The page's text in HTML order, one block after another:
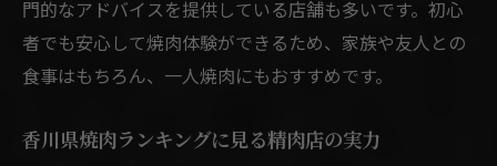
門的なアドバイスを提供している店舗も多いです。初心
者でも安心して焼肉体験ができるため、家族や友人との
食事はもちろん、一人焼肉にもおすすめです。
香川県焼肉ランキングに見る精肉店の実力